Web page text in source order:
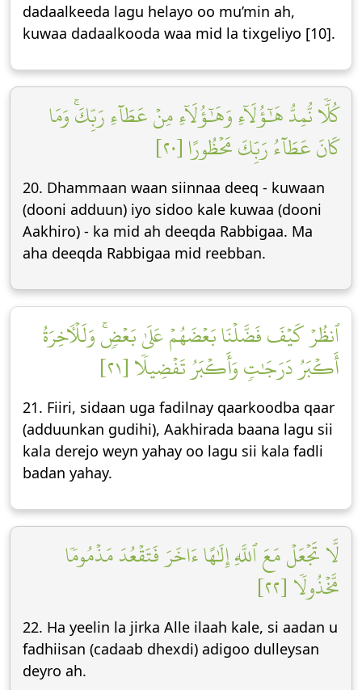
dadaalkeeda lagu helayo oo mu’min ah,
kuwaa dadaalkooda waa mid la tixgeliyo [10].
كُلّٗا نُّمِدُّ هَٰٓؤُلَآءِ وَهَٰٓؤُلَآءِ مِنۡ عَطَآءِ رَبِّكَۚ وَمَا
كَانَ عَطَآءُ رَبِّكَ مَحۡظُورًا [٢٠]
20. Dhammaan waan siinnaa deeq - kuwaan
(dooni adduun) iyo sidoo kale kuwaa (dooni
Aakhiro) - ka mid ah deeqda Rabbigaa. Ma
aha deeqda Rabbigaa mid reebban.
ٱنظُرۡ كَيۡفَ فَضَّلۡنَا بَعۡضَهُمۡ عَلَىٰ بَعۡضٖۚ وَلَلۡأٓخِرَةُ
أَكۡبَرُ دَرَجَٰتٖ وَأَكۡبَرُ تَفۡضِيلٗا [٢١]
21. Fiiri, sidaan uga fadilnay qaarkoodba qaar
(adduunkan gudihi), Aakhirada baana lagu sii
kala derejo weyn yahay oo lagu sii kala fadli
badan yahay.
لَّا تَجۡعَلۡ مَعَ ٱللَّهِ إِلَٰهًا ءَاخَرَ فَتَقۡعُدَ مَذۡمُومٗا
مَّخۡذُولٗا [٢٢]
22. Ha yeelin la jirka Alle ilaah kale, si aadan u
fadhiisan (cadaab dhexdi) adigoo dulleysan
deyro ah.